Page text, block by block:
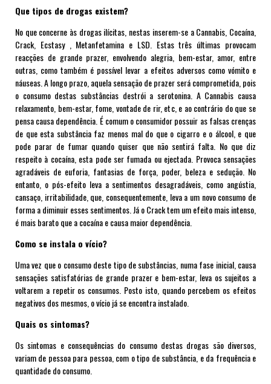
Que tipos de drogas existem?
No que concerne às drogas ilícitas, nestas inserem-se a Cannabis, Cocaína,
Crack, Ecstasy , Metanfetamina e LSD. Estas três últimas provocam
reacções de grande prazer, envolvendo alegria, bem-estar, amor, entre
outras, como também é possível levar a efeitos adversos como vómito e
náuseas. A longo prazo, aquela sensação de prazer será comprometida, pois
o consumo destas substâncias destrói a serotonina. A Cannabis causa
relaxamento, bem-estar, fome, vontade de rir, etc, e ao contrário do que se
pensa causa dependência. É comum o consumidor possuir as falsas crenças
de que esta substância faz menos mal do que o cigarro e o álcool, e que
pode parar de fumar quando quiser que não sentirá falta. No que diz
respeito à cocaína, esta pode ser fumada ou ejectada. Provoca sensações
agradáveis de euforia, fantasias de força, poder, beleza e sedução. No
entanto, o pós-efeito leva a sentimentos desagradáveis, como angústia,
cansaço, irritabilidade, que, consequentemente, leva a um novo consumo de
forma a diminuir esses sentimentos. Já o Crack tem um efeito mais intenso,
é mais barato que a cocaína e causa maior dependência.
Como se instala o vício?
Uma vez que o consumo deste tipo de substâncias, numa fase inicial, causa
sensações satisfatórias de grande prazer e bem-estar, leva os sujeitos a
voltarem a repetir os consumos. Posto isto, quando percebem os efeitos
negativos dos mesmos, o vício já se encontra instalado.
Quais os sintomas?
Os sintomas e consequências do consumo destas drogas são diversos,
variam de pessoa para pessoa, com o tipo de substância, e da frequência e
quantidade do consumo.